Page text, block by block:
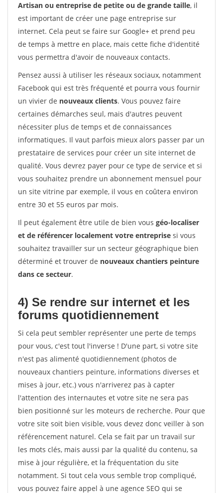
Artisan ou entreprise de petite ou de grande taille, il
est important de créer une page entreprise sur
internet. Cela peut se faire sur Google+ et prend peu
de temps à mettre en place, mais cette fiche d'identité
vous permettra d'avoir de nouveaux contacts.
Pensez aussi à utiliser les réseaux sociaux, notamment
Facebook qui est très fréquenté et pourra vous fournir
un vivier de nouveaux clients. Vous pouvez faire
certaines démarches seul, mais d'autres peuvent
nécessiter plus de temps et de connaissances
informatiques. Il vaut parfois mieux alors passer par un
prestataire de services pour créer un site internet de
qualité. Vous devrez payer pour ce type de service et si
vous souhaitez prendre un abonnement mensuel pour
un site vitrine par exemple, il vous en coûtera environ
entre 30 et 55 euros par mois.
Il peut également être utile de bien vous géo-localiser
et de référencer localement votre entreprise si vous
souhaitez travailler sur un secteur géographique bien
déterminé et trouver de nouveaux chantiers peinture
dans ce secteur.
4) Se rendre sur internet et les
forums quotidiennement
Si cela peut sembler représenter une perte de temps
pour vous, c'est tout l'inverse ! D'une part, si votre site
n'est pas alimenté quotidiennement (photos de
nouveaux chantiers peinture, informations diverses et
mises à jour, etc.) vous n'arriverez pas à capter
l'attention des internautes et votre site ne sera pas
bien positionné sur les moteurs de recherche. Pour que
votre site soit bien visible, vous devez donc veiller à son
référencement naturel. Cela se fait par un travail sur
les mots clés, mais aussi par la qualité du contenu, sa
mise à jour régulière, et la fréquentation du site
notamment. Si tout cela vous semble trop compliqué,
vous pouvez faire appel à une agence SEO qui se